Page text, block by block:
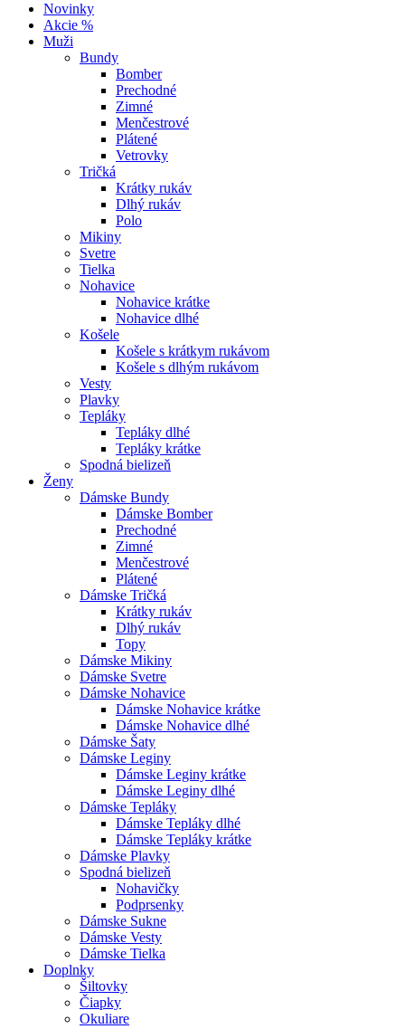
Novinky
Akcie %
Muži
Bundy
Bomber
Prechodné
Zimné
Menčestrové
Plátené
Vetrovky
Tričká
Krátky rukáv
Dlhý rukáv
Polo
Mikiny
Svetre
Tielka
Nohavice
Nohavice krátke
Nohavice dlhé
Košele
Košele s krátkym rukávom
Košele s dlhým rukávom
Vesty
Plavky
Tepláky
Tepláky dlhé
Tepláky krátke
Spodná bielizeň
Ženy
Dámske Bundy
Dámske Bomber
Prechodné
Zimné
Menčestrové
Plátené
Dámske Tričká
Krátky rukáv
Dlhý rukáv
Topy
Dámske Mikiny
Dámske Svetre
Dámske Nohavice
Dámske Nohavice krátke
Dámske Nohavice dlhé
Dámske Šaty
Dámske Leginy
Dámske Leginy krátke
Dámske Leginy dlhé
Dámske Tepláky
Dámske Tepláky dlhé
Dámske Tepláky krátke
Dámske Plavky
Spodná bielizeň
Nohavičky
Podprsenky
Dámske Sukne
Dámske Vesty
Dámske Tielka
Doplnky
Šiltovky
Čiapky
Okuliare